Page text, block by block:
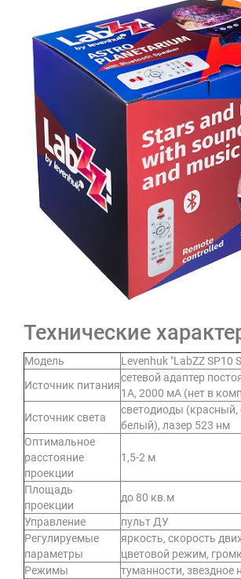
Технические
Модель
Levenhuk "LabZZ SP10
Источник питания
сетевой адаптер
1A, 2000 мА (нет в
Источник света
светодиоды (красный,
белый), лазер 523 нм
Оптимальное
расстояние
проекции
1,5-2 м
Площадь
проекции
до 80 кв.м
Управление
пульт ДУ
Регулируемые
параметры
яркость, скорость
цветовой режим,
Режимы
туманности, звездное